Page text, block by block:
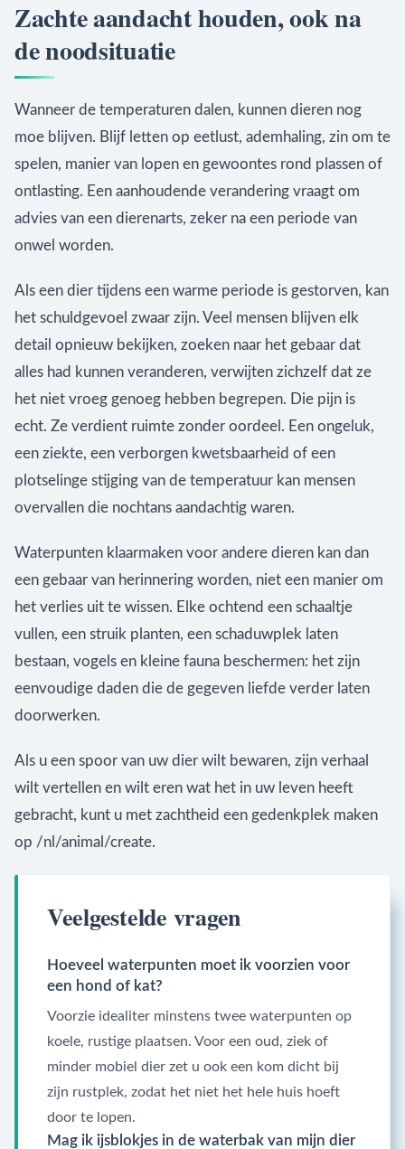
Zachte aandacht houden, ook na
de noodsituatie
Wanneer de temperaturen dalen, kunnen dieren nog
moe blijven. Blijf letten op eetlust, ademhaling, zin om te
spelen, manier van lopen en gewoontes rond plassen of
ontlasting. Een aanhoudende verandering vraagt om
advies van een dierenarts, zeker na een periode van
onwel worden.
Als een dier tijdens een warme periode is gestorven, kan
het schuldgevoel zwaar zijn. Veel mensen blijven elk
detail opnieuw bekijken, zoeken naar het gebaar dat
alles had kunnen veranderen, verwijten zichzelf dat ze
het niet vroeg genoeg hebben begrepen. Die pijn is
echt. Ze verdient ruimte zonder oordeel. Een ongeluk,
een ziekte, een verborgen kwetsbaarheid of een
plotselinge stijging van de temperatuur kan mensen
overvallen die nochtans aandachtig waren.
Waterpunten klaarmaken voor andere dieren kan dan
een gebaar van herinnering worden, niet een manier om
het verlies uit te wissen. Elke ochtend een schaaltje
vullen, een struik planten, een schaduwplek laten
bestaan, vogels en kleine fauna beschermen: het zijn
eenvoudige daden die de gegeven liefde verder laten
doorwerken.
Als u een spoor van uw dier wilt bewaren, zijn verhaal
wilt vertellen en wilt eren wat het in uw leven heeft
gebracht, kunt u met zachtheid een gedenkplek maken
op /nl/animal/create.
Veelgestelde vragen
Hoeveel waterpunten moet ik voorzien voor
een hond of kat?
Voorzie idealiter minstens twee waterpunten op
koele, rustige plaatsen. Voor een oud, ziek of
minder mobiel dier zet u ook een kom dicht bij
zijn rustplek, zodat het niet het hele huis hoeft
door te lopen.
Mag ik ijsblokjes in de waterbak van mijn dier